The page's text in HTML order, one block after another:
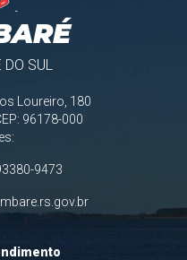
DO SUL
Loureiro, 180
96178-000
9473